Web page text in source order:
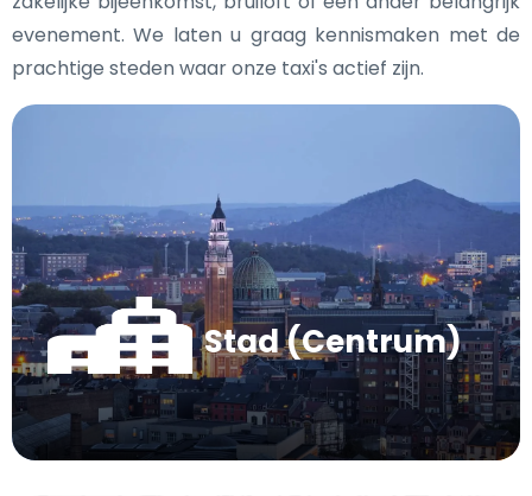
evenement. We laten u graag kennismaken met de
prachtige steden waar onze taxi's actief zijn.
Stad (Centrum)